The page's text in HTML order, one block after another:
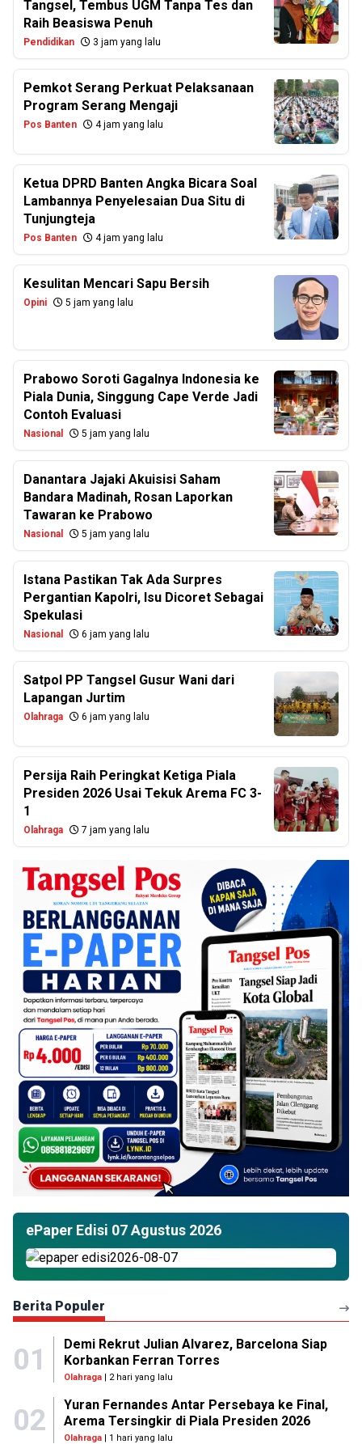
Tangsel, Tembus UGM Tanpa Tes dan
Raih Beasiswa Penuh
Pendidikan 3 jam yang lalu
Pemkot Serang Perkuat Pelaksanaan
Program Serang Mengaji
Pos Banten 4 jam yang lalu
Ketua DPRD Banten Angka Bicara Soal
Lambannya Penyelesaian Dua Situ di
Tunjungteja
Pos Banten 4 jam yang lalu
Kesulitan Mencari Sapu Bersih
Opini 5 jam yang lalu
Prabowo Soroti Gagalnya Indonesia ke
Piala Dunia, Singgung Cape Verde Jadi
Contoh Evaluasi
Nasional 5 jam yang lalu
Danantara Jajaki Akuisisi Saham
Bandara Madinah, Rosan Laporkan
Tawaran ke Prabowo
Nasional 5 jam yang lalu
Istana Pastikan Tak Ada Surpres
Pergantian Kapolri, Isu Dicoret Sebagai
Spekulasi
Nasional 6 jam yang lalu
Satpol PP Tangsel Gusur Wani dari
Lapangan Jurtim
Olahraga 6 jam yang lalu
Persija Raih Peringkat Ketiga Piala
Presiden 2026 Usai Tekuk Arema FC 3-
1
Olahraga 7 jam yang lalu
ePaper Edisi 07 Agustus 2026
Berita Populer
01
Demi Rekrut Julian Alvarez, Barcelona Siap
Korbankan Ferran Torres
Olahraga| 2 hari yang lalu
02
Yuran Fernandes Antar Persebaya ke Final,
Arema Tersingkir di Piala Presiden 2026
Olahraga| 1 hari yang lalu